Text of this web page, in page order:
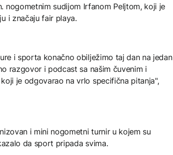
nogometnim sudijom Irfanom Peljtom, koji je
i značaju fair playa.
i sporta konačno obilježimo taj dan na jedan
razgovor i podcast sa našim čuvenim i
je odgovarao na vrlo specifična pitanja",
i mini nogometni turnir u kojem su
da sport pripada svima.